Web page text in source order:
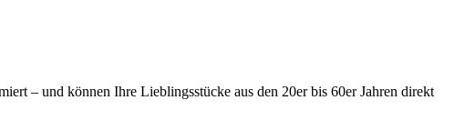
– und können Ihre Lieblingsstücke aus den 20er bis 60er Jahren direkt